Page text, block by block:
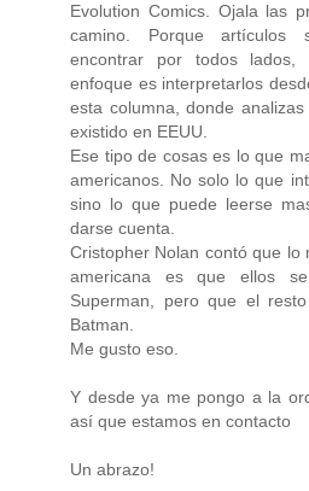
Evolution Comics. Ojala las
camino. Porque artículos
encontrar por todos
enfoque es interpretarlos
esta columna, donde
existido en EEUU.
Ese tipo de cosas es lo que
americanos. No solo lo que
sino lo que puede leerse
darse cuenta.
Cristopher Nolan contó que lo
americana es que ellos
Superman, pero que el
Batman.
Me gusto eso.
Y desde ya me pongo a la
así que estamos en contacto
Un abrazo!